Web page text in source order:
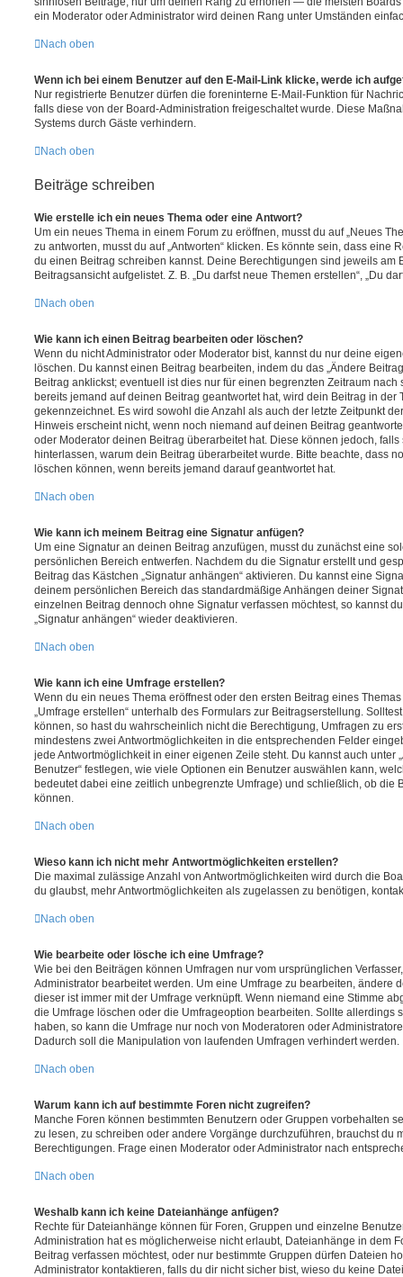
ein Moderator oder Administrator wird deinen Rang unter Umständen
Nach oben
Wenn ich bei einem Benutzer auf den E-Mail-Link klicke, werde ich
Nur registrierte Benutzer dürfen die foreninterne E-Mail-Funktion für
falls diese von der Board-Administration freigeschaltet wurde. Diese
Systems durch Gäste verhindern.
Nach oben
Beiträge schreiben
Wie erstelle ich ein neues Thema oder eine Antwort?
Um ein neues Thema in einem Forum zu eröffnen, musst du auf „Neues
zu antworten, musst du auf „Antworten“ klicken. Es könnte sein, dass eine
du einen Beitrag schreiben kannst. Deine Berechtigungen sind jeweils am
Beitragsansicht aufgelistet. Z. B. „Du darfst neue Themen erstellen“, „Du
Nach oben
Wie kann ich einen Beitrag bearbeiten oder löschen?
Wenn du nicht Administrator oder Moderator bist, kannst du nur deine
löschen. Du kannst einen Beitrag bearbeiten, indem du das „Ändere
Beitrag anklickst; eventuell ist dies nur für einen begrenzten Zeitraum
bereits jemand auf deinen Beitrag geantwortet hat, wird dein Beitrag in der
gekennzeichnet. Es wird sowohl die Anzahl als auch der letzte Zeitpunkt
Hinweis erscheint nicht, wenn noch niemand auf deinen Beitrag
oder Moderator deinen Beitrag überarbeitet hat. Diese können jedoch,
hinterlassen, warum dein Beitrag überarbeitet wurde. Bitte beachte, dass
löschen können, wenn bereits jemand darauf geantwortet hat.
Nach oben
Wie kann ich meinem Beitrag eine Signatur anfügen?
Um eine Signatur an deinen Beitrag anzufügen, musst du zunächst eine
persönlichen Bereich entwerfen. Nachdem du die Signatur erstellt und
Beitrag das Kästchen „Signatur anhängen“ aktivieren. Du kannst eine
deinem persönlichen Bereich das standardmäßige Anhängen deiner
einzelnen Beitrag dennoch ohne Signatur verfassen möchtest, so kannst
„Signatur anhängen“ wieder deaktivieren.
Nach oben
Wie kann ich eine Umfrage erstellen?
Wenn du ein neues Thema eröffnest oder den ersten Beitrag eines
„Umfrage erstellen“ unterhalb des Formulars zur Beitragserstellung.
können, so hast du wahrscheinlich nicht die Berechtigung, Umfragen zu
mindestens zwei Antwortmöglichkeiten in die entsprechenden Felder
jede Antwortmöglichkeit in einer eigenen Zeile steht. Du kannst auch unter
Benutzer“ festlegen, wie viele Optionen ein Benutzer auswählen kann,
bedeutet dabei eine zeitlich unbegrenzte Umfrage) und schließlich, ob die
können.
Nach oben
Wieso kann ich nicht mehr Antwortmöglichkeiten erstellen?
Die maximal zulässige Anzahl von Antwortmöglichkeiten wird durch die
du glaubst, mehr Antwortmöglichkeiten als zugelassen zu benötigen,
Nach oben
Wie bearbeite oder lösche ich eine Umfrage?
Wie bei den Beiträgen können Umfragen nur vom ursprünglichen
Administrator bearbeitet werden. Um eine Umfrage zu bearbeiten, ändere
dieser ist immer mit der Umfrage verknüpft. Wenn niemand eine Stimme
die Umfrage löschen oder die Umfrageoption bearbeiten. Sollte allerdings
haben, so kann die Umfrage nur noch von Moderatoren oder
Dadurch soll die Manipulation von laufenden Umfragen verhindert werden.
Nach oben
Warum kann ich auf bestimmte Foren nicht zugreifen?
Manche Foren können bestimmten Benutzern oder Gruppen vorbehalten
zu lesen, zu schreiben oder andere Vorgänge durchzuführen, brauchst du
Berechtigungen. Frage einen Moderator oder Administrator nach
Nach oben
Weshalb kann ich keine Dateianhänge anfügen?
Rechte für Dateianhänge können für Foren, Gruppen und einzelne
Administration hat es möglicherweise nicht erlaubt, Dateianhänge in dem
Beitrag verfassen möchtest, oder nur bestimmte Gruppen dürfen Dateien
Administrator kontaktieren, falls du dir nicht sicher bist, wieso du keine